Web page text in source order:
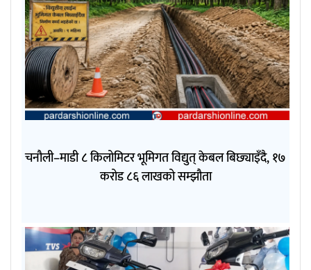
चनौली–माडी ८ किलोमिटर भूमिगत विद्युत् केबल बिछ्याइँदै, १७
करोड ८६ लाखको सम्झौता